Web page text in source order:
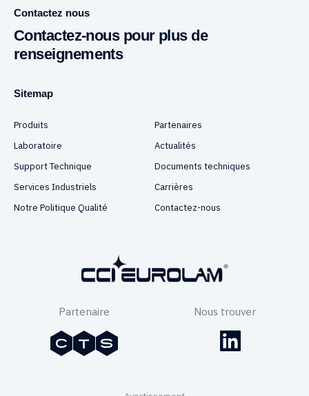
Contactez nous
Contactez-nous pour plus de
renseignements
Sitemap
Produits
Partenaires
Laboratoire
Actualités
Support Technique
Documents techniques
Services Industriels
Carrières
Notre Politique Qualité
Contactez-nous
Partenaire Nous trouver